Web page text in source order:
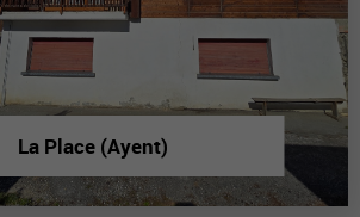
La Place (Ayent)